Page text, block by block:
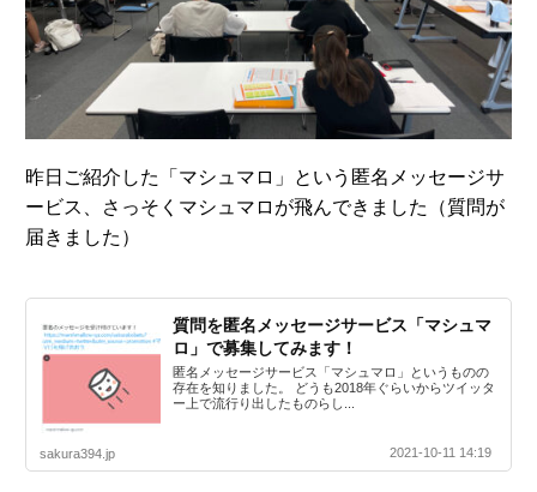
昨日ご紹介した「マシュマロ」という匿名メッセージサ
ービス、さっそくマシュマロが飛んできました（質問が
届きました）
質問を匿名メッセージサービス「マシュマ
ロ」で募集してみます！
匿名メッセージサービス「マシュマロ」というものの
存在を知りました。 どうも2018年ぐらいからツイッタ
ー上で流行り出したものらし...
sakura394.jp 2021-10-11 14:19